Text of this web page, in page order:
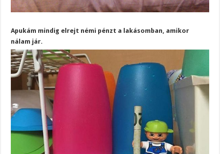
Apukám mindig elrejt némi pénzt a lakásomban, amikor
nálam jár.